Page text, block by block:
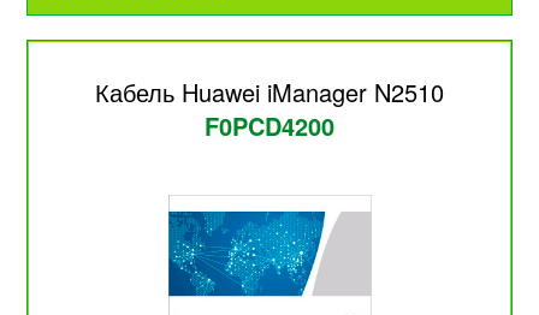
Кабель Huawei iManager N2510
F0PCD4200